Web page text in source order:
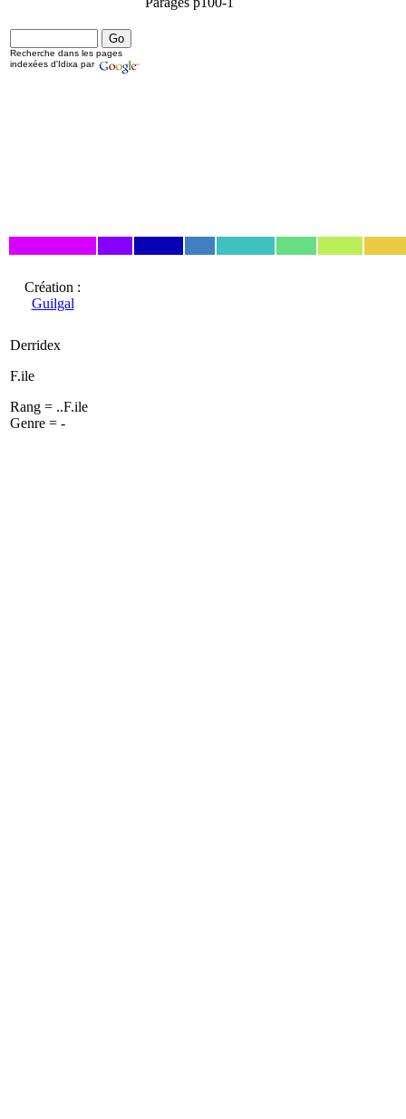
Recherche dans les pages
indexées d'Idixa par
Création :
Guilgal
Derridex
F.ile
Rang = ..F.ile
Genre = -